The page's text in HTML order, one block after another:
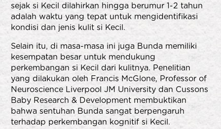
sejak si Kecil dilahirkan hingga berumur 1-2 tahun
adalah waktu yang tepat untuk mengidentifikasi
kondisi dan jenis kulit si Kecil.
Selain itu, di masa-masa ini juga Bunda memiliki
kesempatan besar untuk mendukung
perkembangan si Kecil dari kulitnya. Penelitian
yang dilakukan oleh Francis McGlone, Professor of
Neuroscience Liverpool JM University dan Cussons
Baby Research & Development membuktikan
bahwa sentuhan Bunda sangat berpengaruh
terhadap perkembangan kognitif si Kecil.